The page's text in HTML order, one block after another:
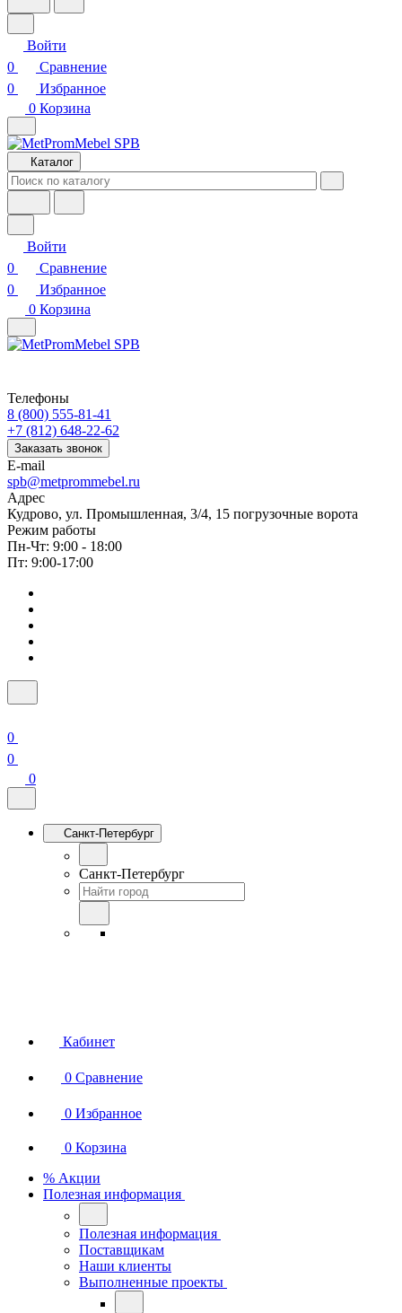
Войти
0
Сравнение
0
Избранное
0 Корзина
Каталог
Войти
0
Сравнение
0
Избранное
0 Корзина
Телефоны
8 (800) 555-81-41
+7 (812) 648-22-62
Заказать звонок
E-mail
spb@metprommebel.ru
Адрес
Кудрово, ул. Промышленная, 3/4, 15 погрузочные ворота
Режим работы
Пн-Чт: 9:00 - 18:00
Пт: 9:00-17:00
0
0
0
Санкт-Петербург
Санкт-Петербург
Кабинет
0 Сравнение
0 Избранное
0 Корзина
% Акции
Полезная информация
Полезная информация
Поставщикам
Наши клиенты
Выполненные проекты